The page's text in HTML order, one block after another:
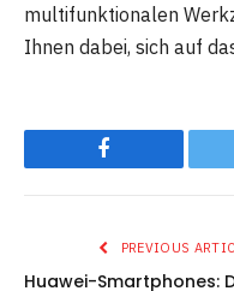
multifunktionalen
Ihnen dabei, sich auf
Facebook
PREVIOUS
Huawei-Smartphones: